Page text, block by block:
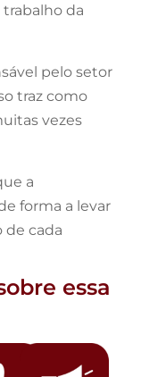
trabalho da
pelo setor
traz como
vezes
a
forma a levar
de cada
essa